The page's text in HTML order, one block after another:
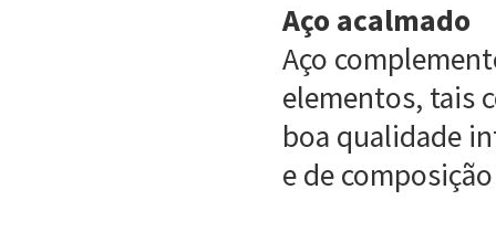
Aço acalmado
Aço
elementos, tais
boa qualidade
e de